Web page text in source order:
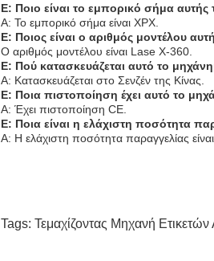
Ε: Ποιο είναι το εμπορικό σήμα
Α: Το εμπορικό σήμα είναι XPX.
Ε: Ποιος είναι ο αριθμός μοντέλου
Ο αριθμός μοντέλου είναι Lase X-360.
Ε: Πού κατασκευάζεται αυτό το
Α: Κατασκευάζεται στο Σενζέν της Κίνας.
Ε: Ποια πιστοποίηση έχει αυτό το
Α: Έχει πιστοποίηση CE.
Ε: Ποια είναι η ελάχιστη ποσότητα
Α: Η ελάχιστη ποσότητα παραγγελίας είναι
Tags: Τεμαχίζοντας Μηχανή Ετικετών